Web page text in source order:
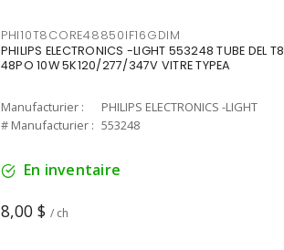
PHI10T8CORE48850IF16GDIM
PHILIPS ELECTRONICS -LIGHT 553248 TUBE DEL T8
48PO 10W 5K120/277/347V VITRE TYPEA
Manufacturier :
PHILIPS ELECTRONICS -LIGHT
# Manufacturier : 553248
En inventaire
8,00 $ / ch